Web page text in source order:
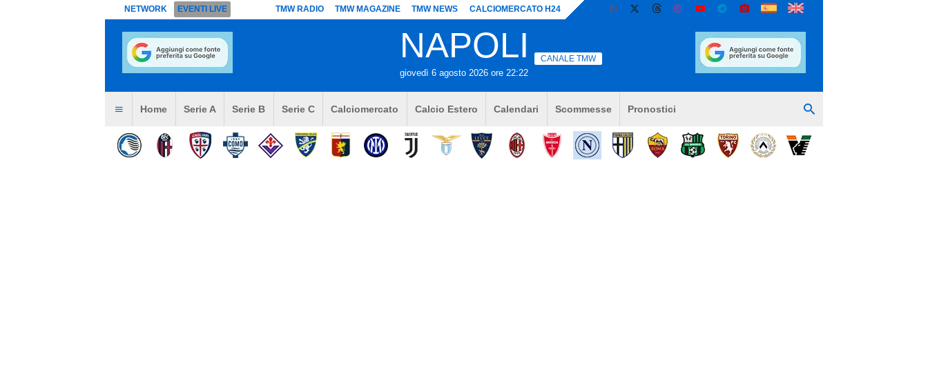
NETWORK EVENTI LIVE TMW RADIO TMW MAGAZINE TMW NEWS CALCIOMERCATO H24
NAPOLI
giovedì 6 agosto 2026 ore 22:22
CANALE TMW
Home Serie A Serie B Serie C Calciomercato Calcio Estero Calendari Scommesse Pronostici